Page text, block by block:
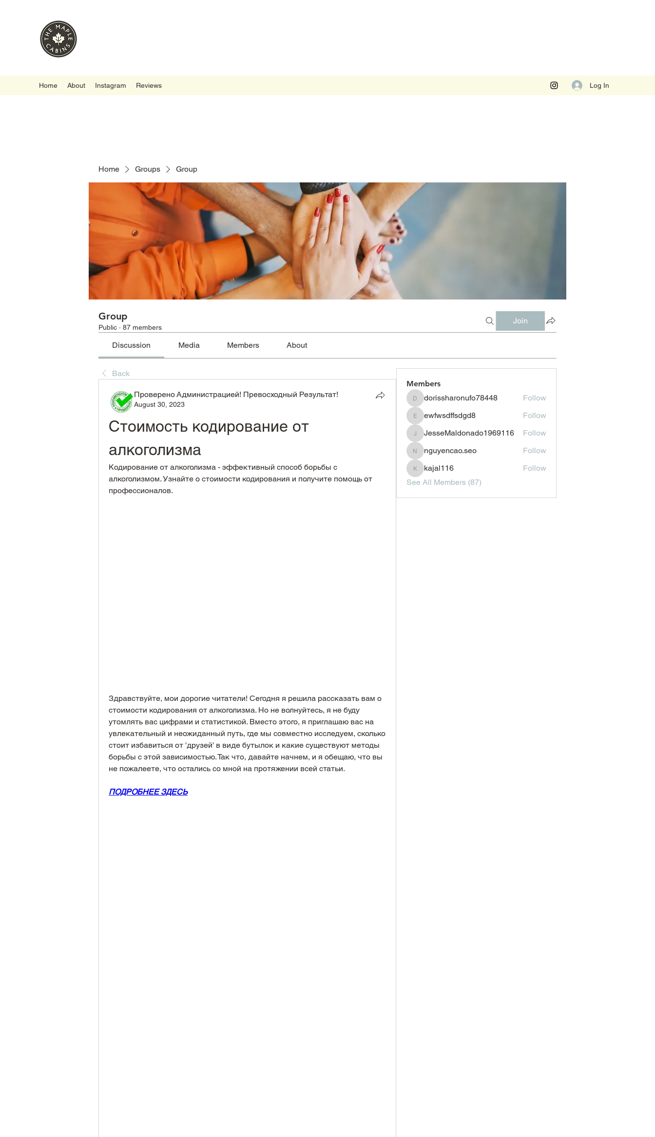
Home About Instagram Reviews Log In
Home Groups Group
Group
Public · 87 members
Join
Discussion Media Members About
Back
Проверено Администрацией! Превосходный Результат!
August 30, 2023
Стоимость кодирование от
алкоголизма
Кодирование от алкоголизма - эффективный способ борьбы с
алкоголизмом. Узнайте о стоимости кодирования и получите помощь от
профессионалов.
Здравствуйте, мои дорогие читатели! Сегодня я решила рассказать вам о
стоимости кодирования от алкоголизма. Но не волнуйтесь, я не буду
утомлять вас цифрами и статистикой. Вместо этого, я приглашаю вас на
увлекательный и неожиданный путь, где мы совместно исследуем, сколько
стоит избавиться от 'друзей' в виде бутылок и какие существуют методы
борьбы с этой зависимостью. Так что, давайте начнем, и я обещаю, что вы
не пожалеете, что остались со мной на протяжении всей статьи.
ПОДРОБНЕЕ ЗДЕСЬ
Members
dorissharonufo78448
dorissharonufo78448 Follow
ewfwsdffsdgd8
ewfwsdffsdgd8 Follow
JesseMaldonado1969116
JesseMaldonado1969116 Follow
nguyencao.seo
nguyencao.seo Follow
kajal116
kajal116
Follow
See All Members (87)